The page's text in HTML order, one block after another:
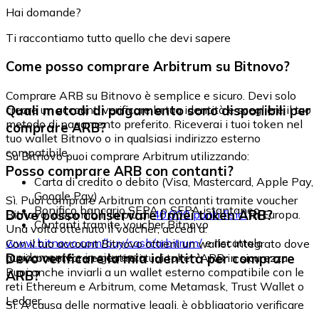
Hai domande?
Ti raccontiamo tutto quello che devi sapere
Come posso comprare Arbitrum su Bitnovo?
Comprare ARB su Bitnovo è semplice e sicuro. Devi solo
creare un account, verificare la tua identità e scegliere il tuo
metodo di pagamento preferito. Riceverai i tuoi token nel
tuo wallet Bitnovo o in qualsiasi indirizzo esterno
compatibile.
Quali metodi di pagamento sono disponibili per
comprare ARB?
Su Bitnovo puoi comprare Arbitrum utilizzando:
Carta di credito o debito (Visa, Mastercard, Apple Pay,
Google Pay)
Bonifico bancario SEPA o SEPA istantaneo
Contanti tramite voucher Bitnovo
Posso comprare ARB con contanti?
Sì. Puoi comprare Arbitrum con contanti tramite voucher
Bitnovo, disponibili in più di40.000 punti fisiciin Europa.
Una volta ottenuto il voucher, accedi a:
www.bitnovo.com/buy/cash/arbitrum/e riscattalo
rapidamente e in sicurezza.
Dove posso conservare i miei token ARB?
Con il tuo account Bitnovo ottieni un wallet integrato dove
puoi conservare e gestire i tuoi token ARB in sicurezza.
Puoi anche inviarli a un wallet esterno compatibile con le
reti Ethereum e Arbitrum, come Metamask, Trust Wallet o
Ledger.
Devo verificare la mia identità per comprare
ARB?
Sì. A causa delle normative legali, è obbligatorio verificare